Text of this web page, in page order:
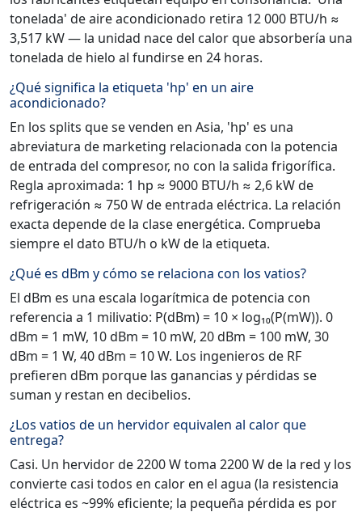
tonelada' de aire acondicionado retira 12 000 BTU/h ≈
3,517 kW — la unidad nace del calor que absorbería una
tonelada de hielo al fundirse en 24 horas.
¿Qué significa la etiqueta 'hp' en un aire
acondicionado?
En los splits que se venden en Asia, 'hp' es una
abreviatura de marketing relacionada con la potencia
de entrada del compresor, no con la salida frigorífica.
Regla aproximada: 1 hp ≈ 9000 BTU/h ≈ 2,6 kW de
refrigeración ≈ 750 W de entrada eléctrica. La relación
exacta depende de la clase energética. Comprueba
siempre el dato BTU/h o kW de la etiqueta.
¿Qué es dBm y cómo se relaciona con los vatios?
El dBm es una escala logarítmica de potencia con
referencia a 1 milivatio: P(dBm) = 10 × log₁₀(P(mW)). 0
dBm = 1 mW, 10 dBm = 10 mW, 20 dBm = 100 mW, 30
dBm = 1 W, 40 dBm = 10 W. Los ingenieros de RF
prefieren dBm porque las ganancias y pérdidas se
suman y restan en decibelios.
¿Los vatios de un hervidor equivalen al calor que
entrega?
Casi. Un hervidor de 2200 W toma 2200 W de la red y los
convierte casi todos en calor en el agua (la resistencia
eléctrica es ~99% eficiente; la pequeña pérdida es por